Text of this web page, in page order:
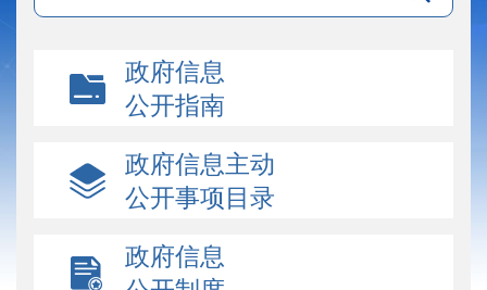
政府信息
公开指南
政府信息主动
公开事项目录
政府信息